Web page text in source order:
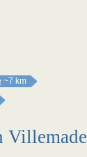
~7 km
Villemade